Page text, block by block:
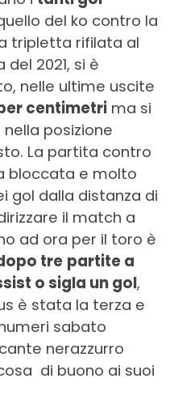
del ko contro la
tripletta rifilata al
2021, si è
nelle ultime uscite
centimetrima si
posizione
La partita contro
bloccata e molto
gol dalla distanza di
il match a
ad ora per il toro è
tre partite a
o sigla un gol,
è stata la terza e
sabato
nerazzurro
di buono ai suoi